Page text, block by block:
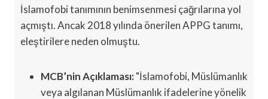
İslamofobi tanımının benimsenmesi çağrılarına yol
açmıştı. Ancak 2018 yılında önerilen APPG tanımı,
eleştirilere neden olmuştu.
MCB’nin Açıklaması:"İslamofobi, Müslümanlık
veya algılanan Müslümanlık ifadelerine yönelik